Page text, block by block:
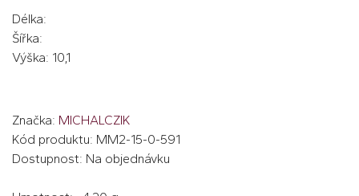
Délka:
Šířka:
Výška: 10,1
Značka: MICHALCZIK
Kód produktu: MM2-15-0-591
Dostupnost: Na objednávku